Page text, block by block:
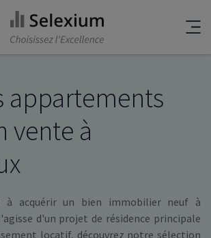
appartements
vente à
à acquérir un bien immobilier neuf à
d'un projet de résidence principale
locatif, découvrez notre sélection